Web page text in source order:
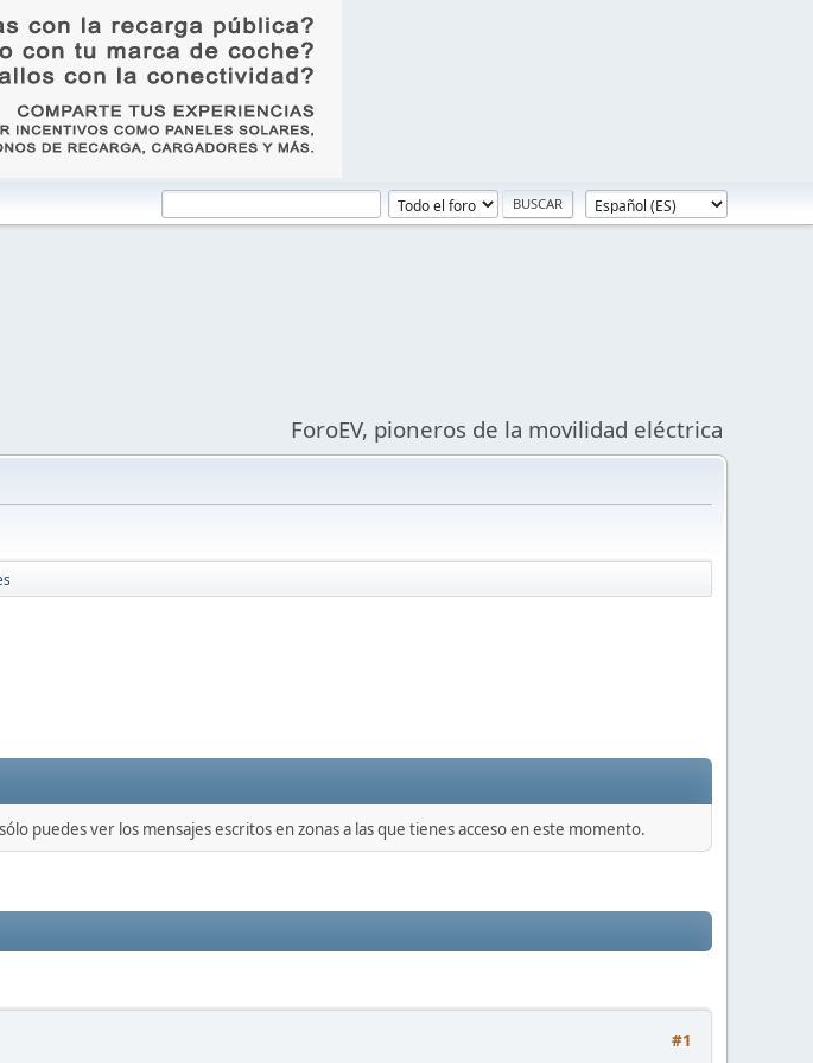
ForoEV, pioneros de la movilidad eléctrica
puedes ver los mensajes escritos en zonas a las que tienes acceso en este momento.
#1